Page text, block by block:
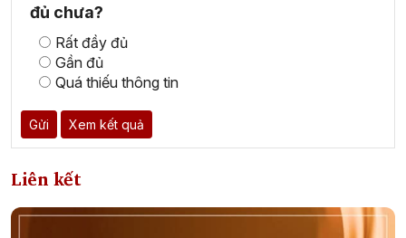
đủ chưa?
Rất đầy đủ
Gần đủ
Quá thiếu thông tin
Gửi Xem kết quả
Liên kết